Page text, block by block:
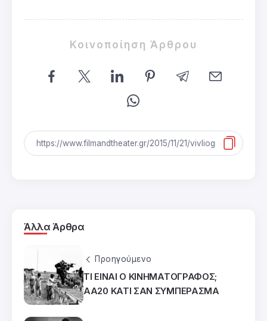
Κοινοποίηση Άρθρου
Άλλα Άρθρα
Προηγούμενο
ΤΙ ΕΙΝΑΙ Ο ΚΙΝΗΜΑΤΟΓΡΑΦΟΣ;
ΑΑ20 ΚΑΤΙ ΣΑΝ ΣΥΜΠΕΡΑΣΜΑ